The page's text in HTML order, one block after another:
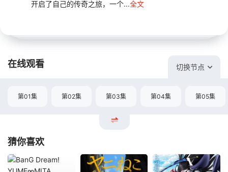
开启了自己的传奇之旅，一个...全文
在线观看 切换节点
第01集 第02集 第03集 第04集 第05集
猜你喜欢